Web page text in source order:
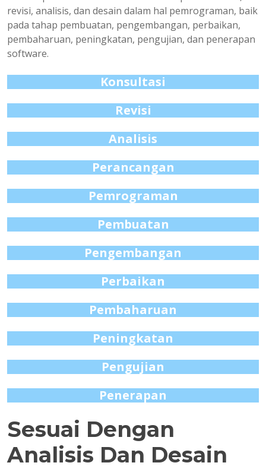
revisi, analisis, dan desain dalam hal pemrograman, baik
pada tahap pembuatan, pengembangan, perbaikan,
pembaharuan, peningkatan, pengujian, dan penerapan
software.
Konsultasi
Revisi
Analisis
Perancangan
Pemrograman
Pembuatan
Pengembangan
Perbaikan
Pembaharuan
Peningkatan
Pengujian
Penerapan
Sesuai Dengan
Analisis Dan Desain